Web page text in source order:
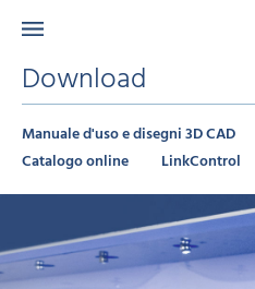
Download
Manuale d'uso e disegni 3D CAD
Catalogo online
LinkControl